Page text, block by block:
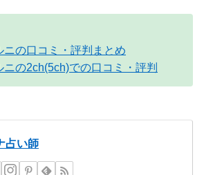
ニの口コミ・評判まとめ
ニの2ch(5ch)での口コミ・評判
占い師